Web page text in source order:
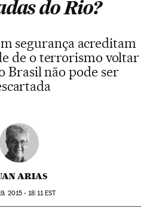
do Rio?
segurança acreditam
de o terrorismo voltar
Brasil não pode ser
ARIAS
2015 - 18:11EST